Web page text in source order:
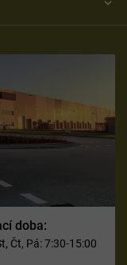
doba:
Čt, Pá: 7:30-15:00